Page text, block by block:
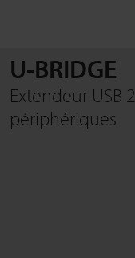
U-BRIDGE
Extendeur USB
périphériques